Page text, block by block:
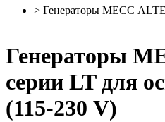
> Генераторы МЕСС ALTE
Генераторы
серии LT для
(115-230 V)